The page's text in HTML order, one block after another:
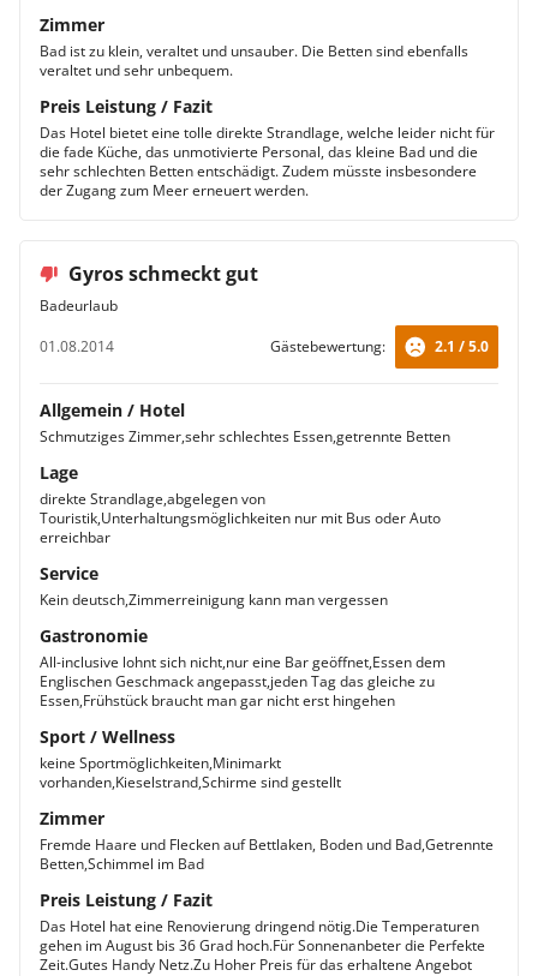
Zimmer
Bad ist zu klein, veraltet und unsauber. Die Betten sind ebenfalls
veraltet und sehr unbequem.
Preis Leistung / Fazit
Das Hotel bietet eine tolle direkte Strandlage, welche leider nicht für
die fade Küche, das unmotivierte Personal, das kleine Bad und die
sehr schlechten Betten entschädigt. Zudem müsste insbesondere
der Zugang zum Meer erneuert werden.
Gyros schmeckt gut
Badeurlaub
01.08.2014
Gästebewertung: 2.1 / 5.0
Allgemein / Hotel
Schmutziges Zimmer,sehr schlechtes Essen,getrennte Betten
Lage
direkte Strandlage,abgelegen von
Touristik,Unterhaltungsmöglichkeiten nur mit Bus oder Auto
erreichbar
Service
Kein deutsch,Zimmerreinigung kann man vergessen
Gastronomie
All-inclusive lohnt sich nicht,nur eine Bar geöffnet,Essen dem
Englischen Geschmack angepasst,jeden Tag das gleiche zu
Essen,Frühstück braucht man gar nicht erst hingehen
Sport / Wellness
keine Sportmöglichkeiten,Minimarkt
vorhanden,Kieselstrand,Schirme sind gestellt
Zimmer
Fremde Haare und Flecken auf Bettlaken, Boden und Bad,Getrennte
Betten,Schimmel im Bad
Preis Leistung / Fazit
Das Hotel hat eine Renovierung dringend nötig.Die Temperaturen
gehen im August bis 36 Grad hoch.Für Sonnenanbeter die Perfekte
Zeit.Gutes Handy Netz.Zu Hoher Preis für das erhaltene Angebot